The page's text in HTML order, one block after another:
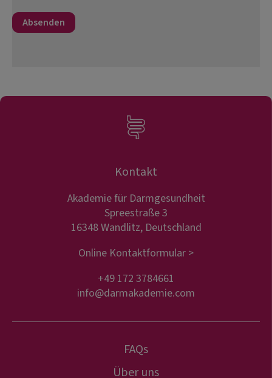
Kontakt
Akademie für Darmgesundheit
Spreestraße 3
16348 Wandlitz, Deutschland
Online Kontaktformular >
+49 172 3784661
info@darmakademie.com
FAQs
Über uns